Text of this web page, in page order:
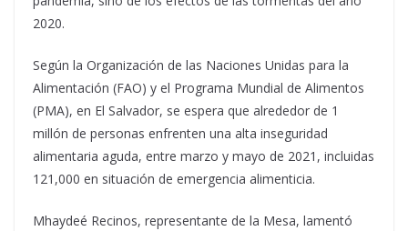
2020.
Según la Organización de las Naciones Unidas para la
Alimentación (FAO) y el Programa Mundial de Alimentos
(PMA), en El Salvador, se espera que alrededor de 1
millón de personas enfrenten una alta inseguridad
alimentaria aguda, entre marzo y mayo de 2021, incluidas
121,000 en situación de emergencia alimenticia.
Mhaydeé Recinos, representante de la Mesa, lamentó